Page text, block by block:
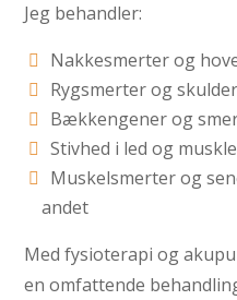
Jeg behandler:
Nakkesmerter og
Rygsmerter og
Bækkengener og
Stivhed i led og
Muskelsmerter og
andet
Med fysioterapi og
en omfattende